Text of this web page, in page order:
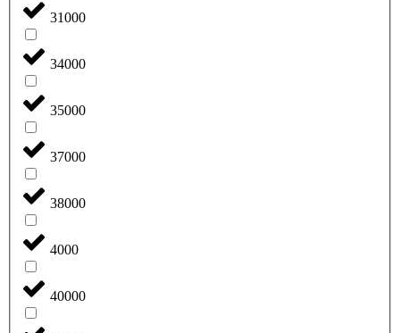
31000
34000
35000
37000
38000
4000
40000